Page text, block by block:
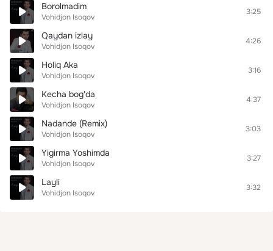
Borolmadim
Vohidjon Isoqov
3:25
Qaydan izlay
Vohidjon Isoqov
4:26
Holiq Aka
Vohidjon Isoqov
3:16
Kecha bog'da
Vohidjon Isoqov
4:37
Nadande (Remix)
Vohidjon Isoqov
3:03
Yigirma Yoshimda
Vohidjon Isoqov
3:27
Layli
Vohidjon Isoqov
3:32